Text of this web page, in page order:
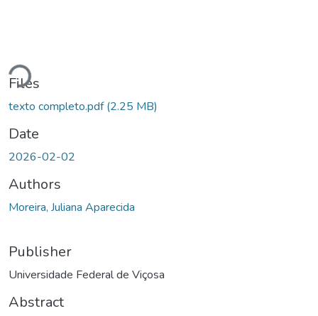
Loading...
Files
texto completo.pdf(2.25 MB)
Date
2026-02-02
Authors
Moreira, Juliana Aparecida
Publisher
Universidade Federal de Viçosa
Abstract